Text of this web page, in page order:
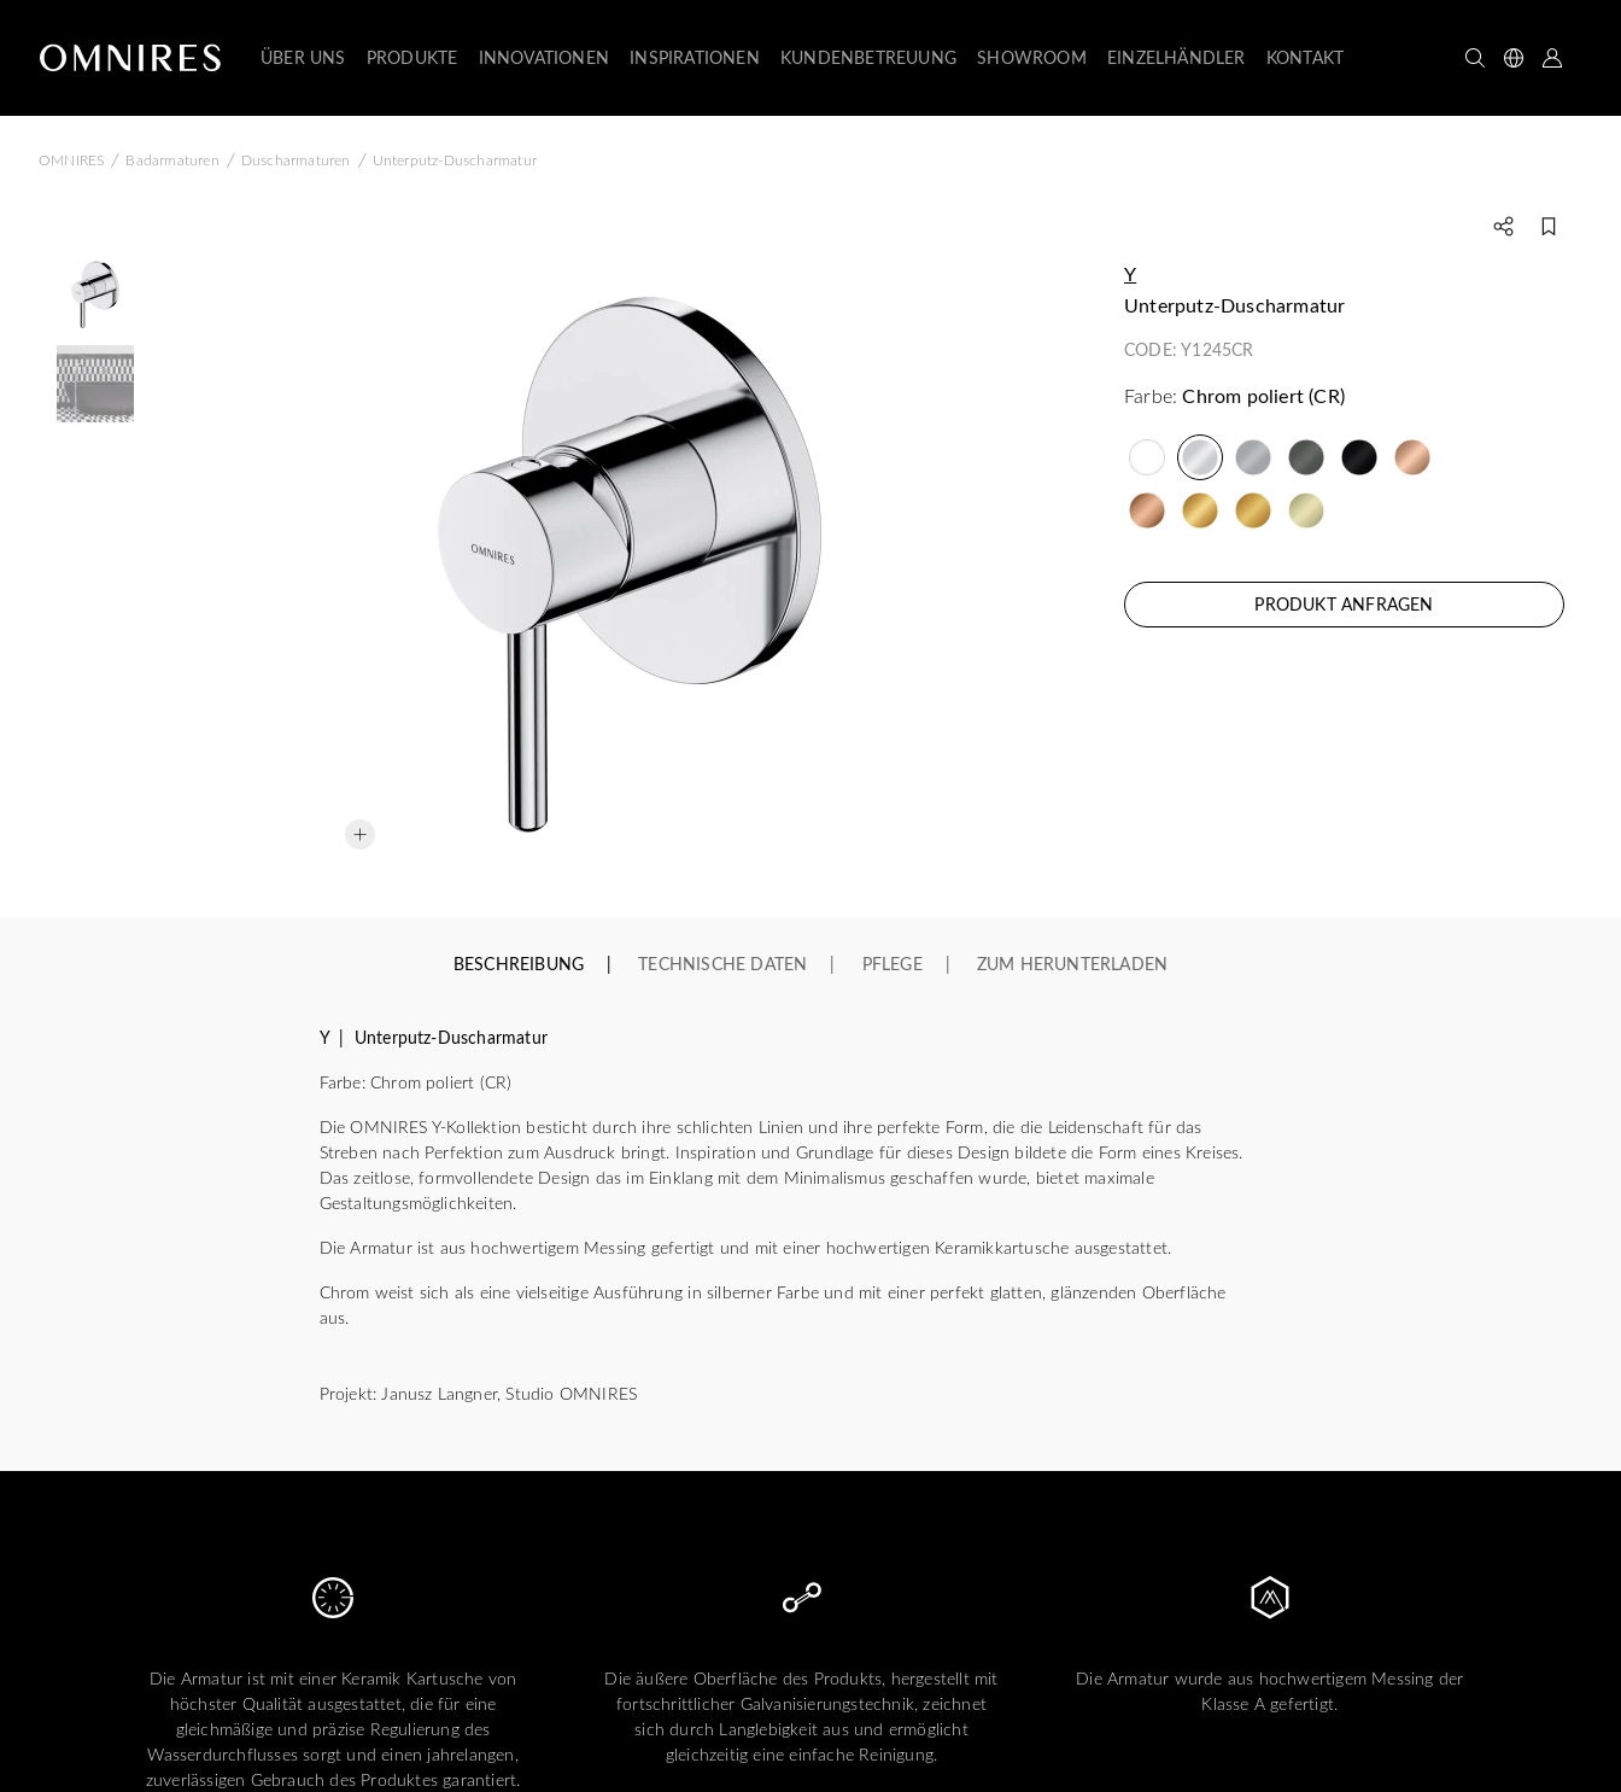
ÜBER UNS PRODUKTE INNOVATIONEN INSPIRATIONEN KUNDENBETREUUNG SHOWROOM EINZELHÄNDLER KONTAKT
OMNIRES / Badarmaturen / Duscharmaturen / Unterputz-Duscharmatur
Y
Unterputz-Duscharmatur
CODE:Y1245CR
Farbe: Chrom poliert (CR)
PRODUKT ANFRAGEN
BESCHREIBUNG TECHNISCHE DATEN PFLEGE ZUM HERUNTERLADEN
Y | Unterputz-Duscharmatur
Farbe: Chrom poliert (CR)
Die OMNIRES Y-Kollektion besticht durch ihre schlichten Linien und ihre perfekte Form, die die Leidenschaft für das
Streben nach Perfektion zum Ausdruck bringt. Inspiration und Grundlage für dieses Design bildete die Form eines Kreises.
Das zeitlose, formvollendete Design das im Einklang mit dem Minimalismus geschaffen wurde, bietet maximale
Gestaltungsmöglichkeiten.
Die Armatur ist aus hochwertigem Messing gefertigt und mit einer hochwertigen Keramikkartusche ausgestattet.
Chrom weist sich als eine vielseitige Ausführung in silberner Farbe und mit einer perfekt glatten, glänzenden Oberfläche
aus.
Projekt: Janusz Langner, Studio OMNIRES
Die Armatur ist mit einer Keramik Kartusche von
höchster Qualität ausgestattet, die für eine
gleichmäßige und präzise Regulierung des
Wasserdurchflusses sorgt und einen jahrelangen,
zuverlässigen Gebrauch des Produktes garantiert.
Die äußere Oberfläche des Produkts, hergestellt mit
fortschrittlicher Galvanisierungstechnik, zeichnet
sich durch Langlebigkeit aus und ermöglicht
gleichzeitig eine einfache Reinigung.
Die Armatur wurde aus hochwertigem Messing der
Klasse A gefertigt.